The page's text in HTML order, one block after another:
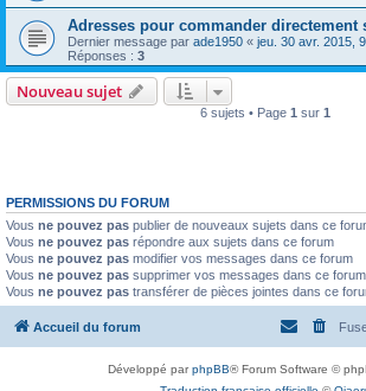
Adresses pour commander directement
Dernier message par ade1950 « jeu. 30 avr. 2015,
Réponses : 3
Nouveau sujet
6 sujets • Page 1 sur 1
PERMISSIONS DU FORUM
Vous ne pouvez pas publier de nouveaux sujets dans ce
Vous ne pouvez pas répondre aux sujets dans ce forum
Vous ne pouvez pas modifier vos messages dans ce forum
Vous ne pouvez pas supprimer vos messages dans ce forum
Vous ne pouvez pas transférer de pièces jointes dans ce
Accueil du forum
Développé parphpBB® Forum Software ©